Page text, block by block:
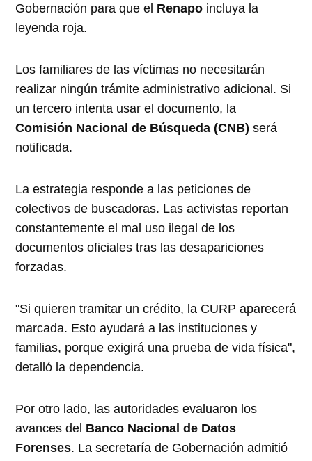
Gobernación para que el Renapo incluya la
leyenda roja.
Los familiares de las víctimas no necesitarán
realizar ningún trámite administrativo adicional. Si
un tercero intenta usar el documento, la
Comisión Nacional de Búsqueda (CNB) será
notificada.
La estrategia responde a las peticiones de
colectivos de buscadoras. Las activistas reportan
constantemente el mal uso ilegal de los
documentos oficiales tras las desapariciones
forzadas.
"Si quieren tramitar un crédito, la CURP aparecerá
marcada. Esto ayudará a las instituciones y
familias, porque exigirá una prueba de vida física",
detalló la dependencia.
Por otro lado, las autoridades evaluaron los
avances del Banco Nacional de Datos
Forenses. La secretaría de Gobernación admitió